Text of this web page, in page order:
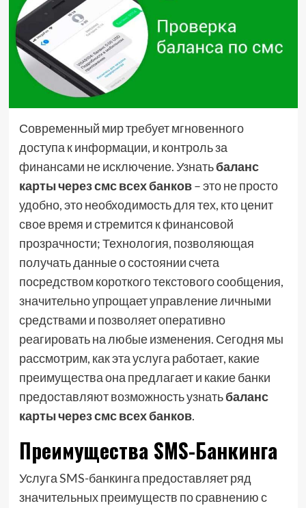
Современный мир требует мгновенного
доступа к информации, и контроль за
финансами не исключение. Узнатьбаланс
карты через смс всех банков– это не просто
удобно, это необходимость для тех, кто ценит
свое время и стремится к финансовой
прозрачности; Технология, позволяющая
получать данные о состоянии счета
посредством короткого текстового сообщения,
значительно упрощает управление личными
средствами и позволяет оперативно
реагировать на любые изменения. Сегодня мы
рассмотрим, как эта услуга работает, какие
преимущества она предлагает и какие банки
предоставляют возможность узнатьбаланс
карты через смс всех банков.
Преимущества SMS-Банкинга
Услуга SMS-банкинга предоставляет ряд
значительных преимуществ по сравнению с